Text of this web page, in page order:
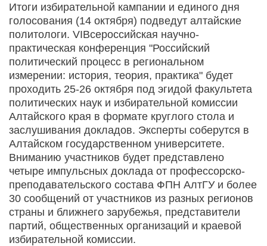
Итоги избирательной кампании и единого дня
голосования (14 октября) подведут алтайские
политологи. VIВсероссийская научно-
практическая конференция "Российский
политический процесс в региональном
измерении: история, теория, практика" будет
проходить 25-26 октября под эгидой факультета
политических наук и избирательной комиссии
Алтайского края в формате круглого стола и
заслушивания докладов. Эксперты соберутся в
Алтайском государственном университете.
Вниманию участников будет представлено
четыре импульсных доклада от профессорско-
преподавательского состава ФПН АлтГУ и более
30 сообщений от участников из разных регионов
страны и ближнего зарубежья, представители
партий, общественных организаций и краевой
избирательной комиссии.